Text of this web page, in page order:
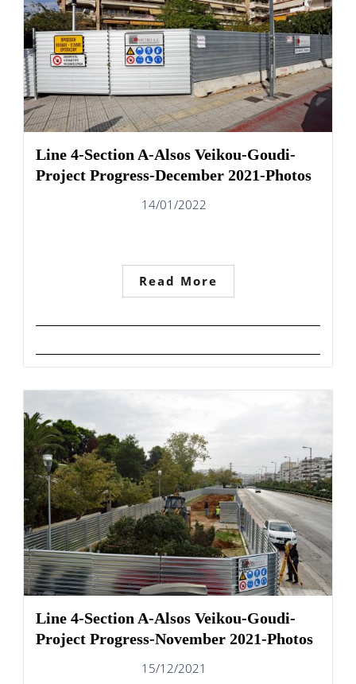
Line 4-Section A-Alsos Veikou-Goudi-
Project Progress-December 2021-Photos
14/01/2022
Read More
Line 4-Section A-Alsos Veikou-Goudi-
Project Progress-November 2021-Photos
15/12/2021